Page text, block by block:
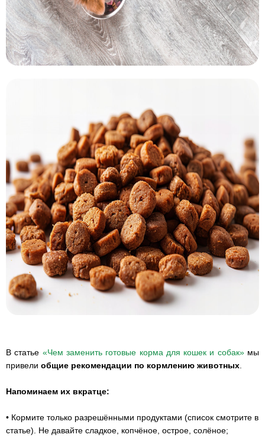
В статье «Чем заменить готовые корма для кошек и собак»мы
привели общие рекомендации по кормлению животных
Напоминаем их вкратце:
• Кормите только разрешёнными продуктами (список смотрите в
статье). Не давайте сладкое, копчёное, острое, солёное;